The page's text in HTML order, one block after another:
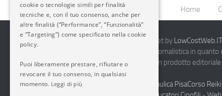
Home
2014-2026 AvioBlog - Creazione Siti Internet by
Questo blog non rappresenta una testata giornalistica in
periodicità. Non può pertanto considerarsi un prodotto
7.03.2001.Disclaimer Completo
Vendita Abbigliamento Sicurezza
Termoidraulica PisaCorso
cookie o tecnologie simili per finalità
tecniche e, con il tuo consenso, anche per
altre finalità (“Performance”, “Funzionalità”
e “Targeting”) come specificato nella cookie
policy.
Puoi liberamente prestare, rifiutare o
revocare il tuo consenso, in qualsiasi
momento. Leggi di più